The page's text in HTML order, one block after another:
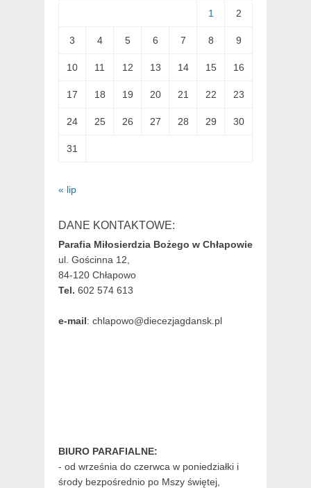
1 2
3 4 5 6 7 8 9
10 11 12 13 14 15 16
17 18 19 20 21 22 23
24 25 26 27 28 29 30
31
« lip
DANE KONTAKTOWE:
Parafia Miłosierdzia Bożego w Chłapowie
ul. Gościnna 12,
84-120 Chłapowo
Tel. 602 574 613
e-mail: chlapowo@diecezjagdansk.pl
BIURO PARAFIALNE:
- od września do czerwca w poniedziałki i
środy bezpośrednio po Mszy świętej,